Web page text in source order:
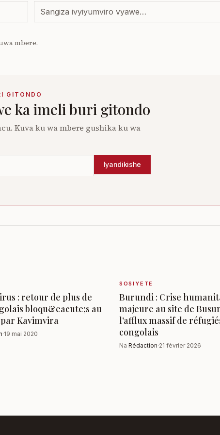
mbere.
GITONDO
ka imeli buri gitondo
Kuva ku wa mbere gushika ku wa
Iyandikishe
: retour de plus de
bloqu&eacute;s au
Kavimvira
·19 mai 2020
SOSIYETE
Burundi : Crise
majeure au site de
l’afflux massif de
congolais
Na Rédaction·21 février 2026